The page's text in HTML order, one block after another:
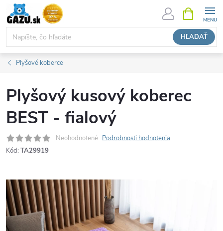
Prejsť
na
obsah
HĽADAŤ
KOŠÍK
Plyšové koberce
Plyšový kusový koberec
BEST - fialový
Neohodnotené Podrobnosti hodnotenia
Kód: TA29919